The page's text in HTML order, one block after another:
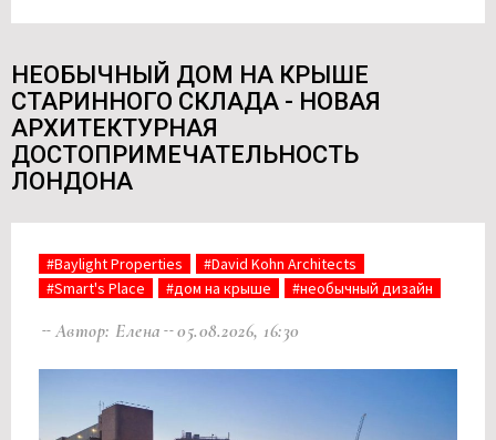
НЕОБЫЧНЫЙ ДОМ НА КРЫШЕ
СТАРИННОГО СКЛАДА - НОВАЯ
АРХИТЕКТУРНАЯ
ДОСТОПРИМЕЧАТЕЛЬНОСТЬ
ЛОНДОНА
#Baylight Properties
#David Kohn Architects
#Smart's Place
#дом на крыше #необычный дизайн
Автор: Елена 05.08.2026, 16:30